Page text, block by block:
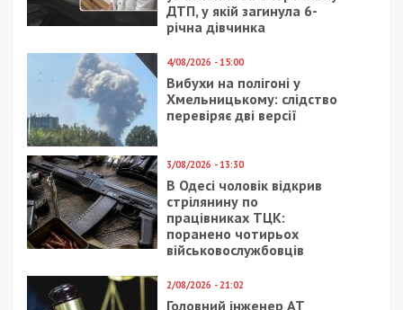
Facebook
Telegram
Twitter
WhatsApp
ViberEmail
Категории:Суспільство | Метки:
декларация,квартира, посол
Рекламні блоки дають нам змогу
залишатися незалежними ЗМІ, а вам -
отримувати найсвіжіші новини під ними.
Приєднуйтесь також до 49000 в Google News. Слідкуйте
за останніми новинами!
Приєднатися